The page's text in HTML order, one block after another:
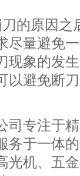
刀的原因之
尽量避免
现象的发
以避免断
司专注于
务于一体
光机、五